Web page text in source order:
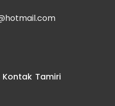
Kontak Tamiri